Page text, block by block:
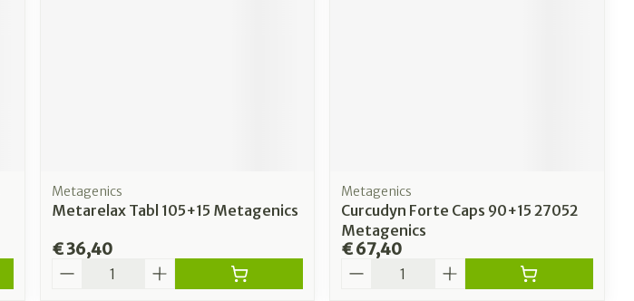
Metagenics
Metarelax Tabl 105+15 Metagenics
€ 36,40
Metagenics
Curcudyn Forte Caps 90+15 27052
Metagenics
€ 67,40